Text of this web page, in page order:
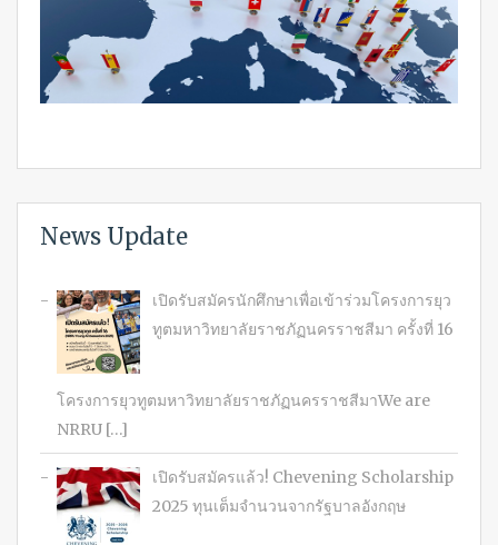
News Update
เปิดรับสมัครนักศึกษาเพื่อเข้าร่วมโครงการยุว
ทูตมหาวิทยาลัยราชภัฏนครราชสีมา ครั้งที่ 16
โครงการยุวทูตมหาวิทยาลัยราชภัฏนครราชสีมาWe are
NRRU […]
เปิดรับสมัครแล้ว! Chevening Scholarship
2025 ทุนเต็มจำนวนจากรัฐบาลอังกฤษ